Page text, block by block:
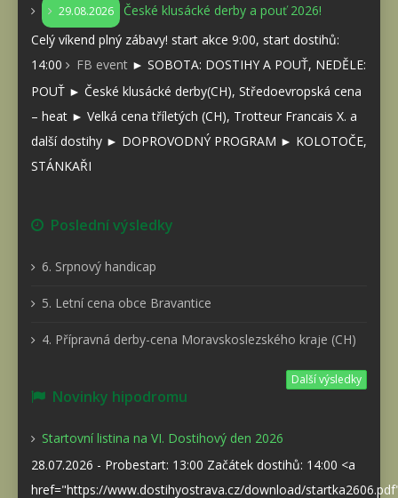
29.08.2026
České klusácké derby a pouť 2026!
Celý víkend plný zábavy! start akce 9:00, start dostihů:
14:00
FB event ► SOBOTA: DOSTIHY A POUŤ, NEDĚLE:
POUŤ ► České klusácké derby(CH), Středoevropská cena
– heat ► Velká cena tříletých (CH), Trotteur Francais X. a
další dostihy ► DOPROVODNÝ PROGRAM ► KOLOTOČE,
STÁNKAŘI
Poslední výsledky
6. Srpnový handicap
5. Letní cena obce Bravantice
4. Přípravná derby-cena Moravskoslezského kraje (CH)
Další výsledky
Novinky hipodromu
Startovní listina na VI. Dostihový den 2026
28.07.2026 - Probestart: 13:00 Začátek dostihů: 14:00 <a
href="https://www.dostihyostrava.cz/download/